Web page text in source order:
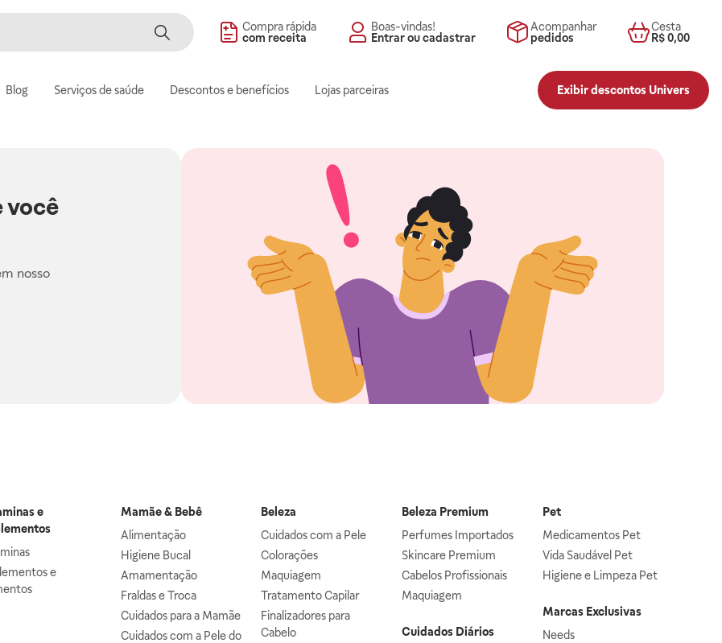
Compra rápida
com receita
Boas-vindas!
Entrar ou cadastrar
Acompanhar
pedidos
Cesta
R$ 0,00
Blog Serviços de saúde Descontos e benefícios Lojas parceiras Exibir descontos Univers
você
nosso
e
e
Mamãe & Bebê
Alimentação
Higiene Bucal
Amamentação
Fraldas e Troca
Cuidados para a Mamãe
Cuidados com a Pele do
Beleza
Cuidados com a Pele
Colorações
Maquiagem
Tratamento Capilar
Finalizadores para
Cabelo
Beleza Premium
Perfumes Importados
Skincare Premium
Cabelos Profissionais
Maquiagem
Cuidados Diários
Pet
Medicamentos Pet
Vida Saudável Pet
Higiene e Limpeza Pet
Marcas Exclusivas
Needs